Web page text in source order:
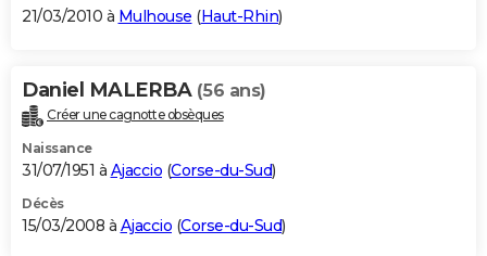
21/03/2010 à Mulhouse (Haut-Rhin)
Daniel MALERBA (56 ans)
Créer une cagnotte obsèques
Naissance
31/07/1951 à Ajaccio (Corse-du-Sud)
Décès
15/03/2008 à Ajaccio (Corse-du-Sud)